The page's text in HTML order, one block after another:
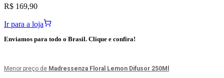
R$ 169,90
Ir para a loja
Enviamos para todo o Brasil. Clique e confira!
Menor preço de Madressenza Floral Lemon Difusor 250Ml